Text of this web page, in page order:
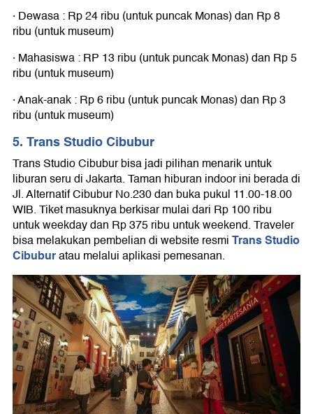
· Dewasa : Rp 24 ribu (untuk puncak Monas) dan Rp 8
ribu (untuk museum)
· Mahasiswa : RP 13 ribu (untuk puncak Monas) dan Rp 5
ribu (untuk museum)
· Anak-anak : Rp 6 ribu (untuk puncak Monas) dan Rp 3
ribu (untuk museum)
5. Trans Studio Cibubur
Trans Studio Cibubur bisa jadi pilihan menarik untuk
liburan seru di Jakarta. Taman hiburan indoor ini berada di
Jl. Alternatif Cibubur No.230 dan buka pukul 11.00-18.00
WIB. Tiket masuknya berkisar mulai dari Rp 100 ribu
untuk weekday dan Rp 375 ribu untuk weekend. Traveler
bisa melakukan pembelian di website resmiTrans Studio
Cibuburatau melalui aplikasi pemesanan.